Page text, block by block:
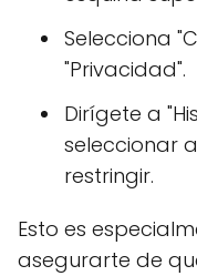
Selecciona
"Privacidad".
Dirígete a
seleccionar
restringir.
Esto es
asegurarte de